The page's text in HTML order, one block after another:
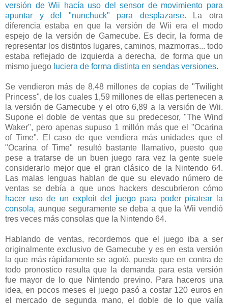
versión de Wii hacía uso del sensor de movimiento para
apuntar y del "nunchuck" para desplazarse. La otra
diferencia estaba en que la versión de Wii era el modo
espejo de la versión de Gamecube. Es decir, la forma de
representar los distintos lugares, caminos, mazmorras... todo
estaba reflejado de izquierda a derecha, de forma que un
mismo juego luciera de forma distinta en sendas versiones.
Se vendieron más de 8,48 millones de copias de "Twilight
Princess", de los cuales 1,59 millones de ellas pertenecen a
la versión de Gamecube y el otro 6,89 a la versión de Wii.
Supone el doble de ventas que su predecesor, "The Wind
Waker", pero apenas supuso 1 millón más que el "Ocarina
of Time". El caso de que vendiera más unidades que el
"Ocarina of Time" resultó bastante llamativo, puesto que
pese a tratarse de un buen juego rara vez la gente suele
considerarlo mejor que el gran clásico de la Nintendo 64.
Las malas lenguas hablan de que su elevado número de
ventas se debía a que unos hackers descubrieron cómo
hacer uso de un exploit del juego para poder piratear la
consola, aunque seguramente se deba a que la Wii vendió
tres veces más consolas que la Nintendo 64.
Hablando de ventas, recordemos que el juego iba a ser
originalmente exclusivo de Gamecube y es en esta versión
la que más rápidamente se agotó, puesto que en contra de
todo pronostico resulta que la demanda para esta versión
fue mayor de lo que Nintendo previno. Para haceros una
idea, en pocos meses el juego pasó a costar 120 euros en
el mercado de segunda mano, el doble de lo que valía